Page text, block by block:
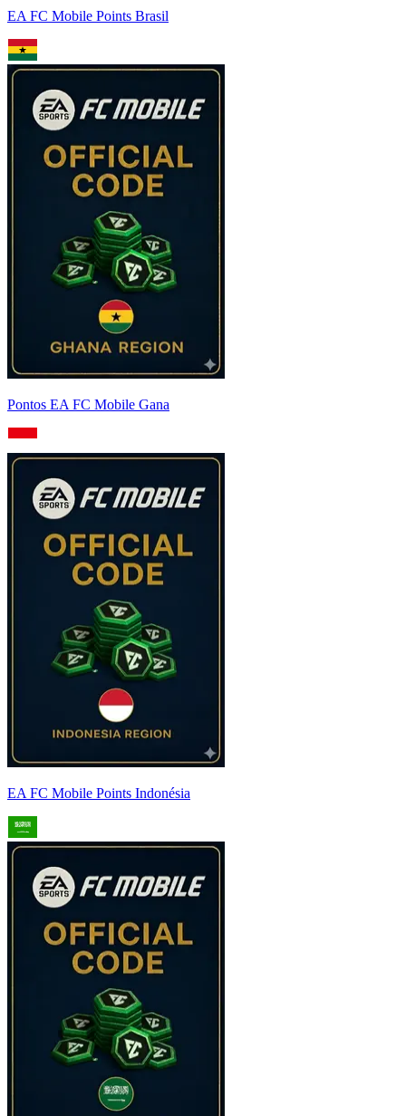
EA FC Mobile Points Brasil
Pontos EA FC Mobile Gana
EA FC Mobile Points Indonésia